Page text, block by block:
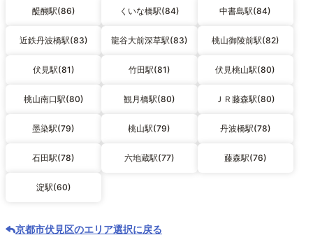
醍醐駅(86) くいな橋駅(84) 中書島駅(84)
近鉄丹波橋駅(83) 龍谷大前深草駅(83) 桃山御陵前駅(82)
伏見駅(81) 竹田駅(81) 伏見桃山駅(80)
桃山南口駅(80) 観月橋駅(80) ＪＲ藤森駅(80)
墨染駅(79) 桃山駅(79) 丹波橋駅(78)
石田駅(78) 六地蔵駅(77) 藤森駅(76)
淀駅(60)
京都市伏見区のエリア選択に戻る